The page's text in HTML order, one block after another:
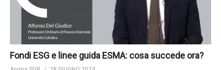
Fondi ESG e linee guida ESMA: cosa succede ora?